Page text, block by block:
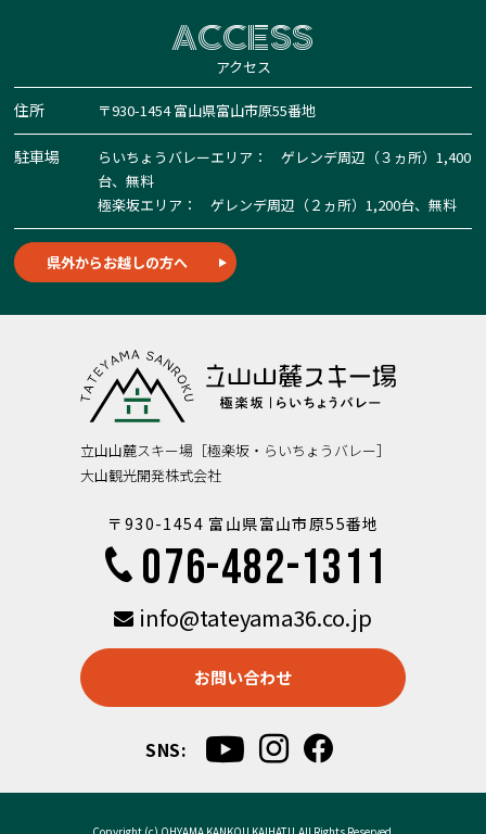
ACCESS
アクセス
住所 〒930-1454 富山県富山市原55番地
駐車場
らいちょうバレーエリア： ゲレンデ周辺（３ヵ所）1,400
台、無料
極楽坂エリア： ゲレンデ周辺（２ヵ所）1,200台、無料
県外からお越しの方へ
立山山麓スキー場［極楽坂・らいちょうバレー］
大山観光開発株式会社
〒930-1454 富山県富山市原55番地
076-482-1311
info@tateyama36.co.jp
お問い合わせ
SNS: